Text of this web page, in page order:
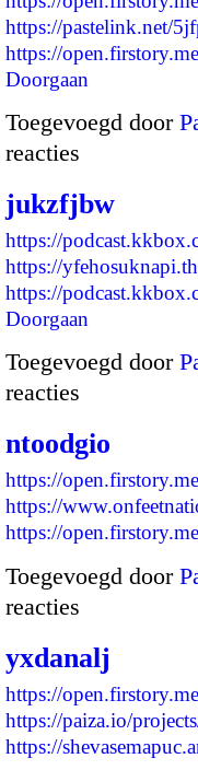
https://pastelink.net/
https://
Doorgaan
Toegevoegd door
reacties
jukzfjbw
https://
https://
https://
Doorgaan
Toegevoegd door
reacties
ntoodgio
https://
https://
https://
Toegevoegd door
reacties
yxdanalj
https://
https://paiza.io/
https://